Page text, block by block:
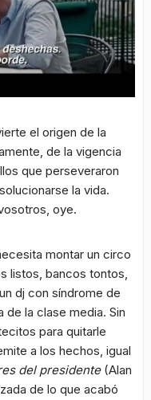
el origen de la
de la vigencia
que perseveraron
la vida.
oye.
montar un circo
listos, bancos tontos,
dj con síndrome de
de la clase media. Sin
para quitarle
a los hechos, igual
del presidente(Alan
de lo que acabó